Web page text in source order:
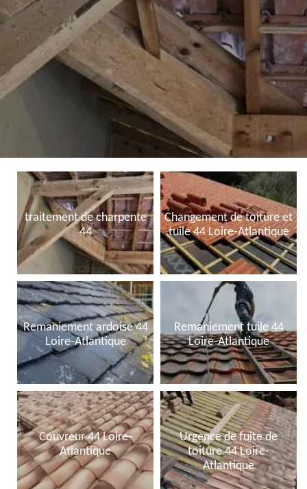
traitement de charpente
44
Changement de toiture et
tuile 44 Loire-Atlantique
Remaniement ardoise 44
Loire-Atlantique
Remaniement tuile 44
Loire-Atlantique
Couvreur 44 Loire-
Atlantique
Urgence de fuite de
toiture 44 Loire-
Atlantique